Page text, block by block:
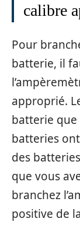
calibre
Pour
batterie, il
approprié.
batterie que
batteries
des
que vous
branchez
positive de